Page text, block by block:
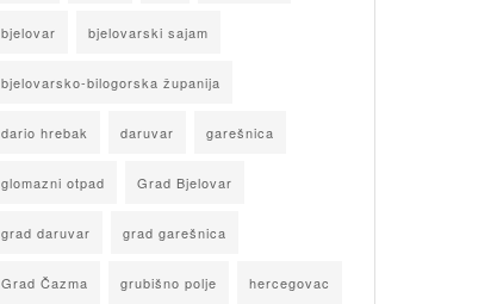
bjelovar bjelovarski sajam
bjelovarsko-bilogorska županija
dario hrebak daruvar garešnica
glomazni otpad Grad Bjelovar
grad daruvar grad garešnica
Grad Čazma grubišno polje hercegovac